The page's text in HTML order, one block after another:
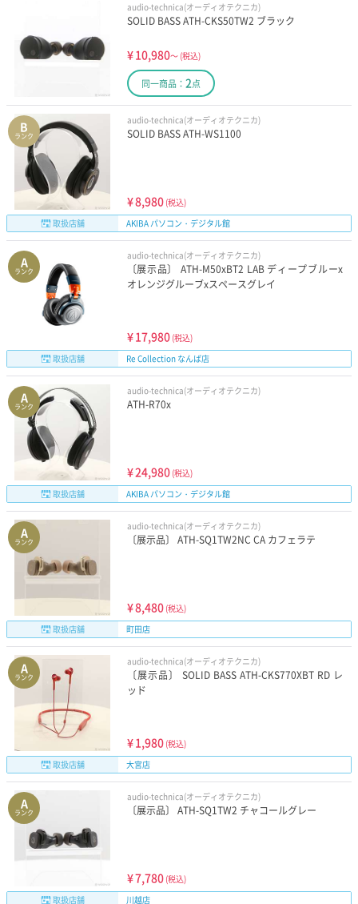
audio-technica(オーディオテクニカ)
SOLID BASS ATH-CKS50TW2 ブラック
¥10,980～ (税込)
同一商品： 2点
B
ランク
audio-technica(オーディオテクニカ)
SOLID BASS ATH-WS1100
¥8,980 (税込)
取扱店舗
AKIBA パソコン・デジタル館
A
ランク
audio-technica(オーディオテクニカ)
〔展示品〕 ATH-M50xBT2 LAB ディープブルーx
オレンジグルーブxスペースグレイ
¥17,980 (税込)
取扱店舗
Re Collection なんば店
A
ランク
audio-technica(オーディオテクニカ)
ATH-R70x
¥24,980 (税込)
取扱店舗
AKIBA パソコン・デジタル館
A
ランク
audio-technica(オーディオテクニカ)
〔展示品〕 ATH-SQ1TW2NC CA カフェラテ
¥8,480 (税込)
取扱店舗
町田店
A
ランク
audio-technica(オーディオテクニカ)
〔展示品〕 SOLID BASS ATH-CKS770XBT RD レ
ッド
¥1,980 (税込)
取扱店舗
大宮店
A
ランク
audio-technica(オーディオテクニカ)
〔展示品〕 ATH-SQ1TW2 チャコールグレー
¥7,780 (税込)
取扱店舗
川越店